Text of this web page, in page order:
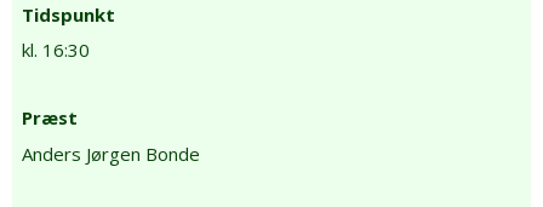
Tidspunkt
kl. 16:30
Præst
Anders Jørgen Bonde